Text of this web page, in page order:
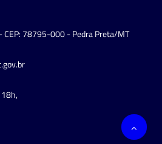
CEP: 78795-000 - Pedra Preta/MT